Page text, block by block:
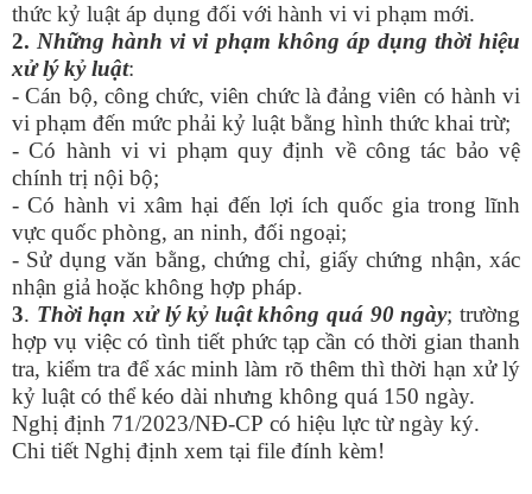
thức kỷ luật áp dụng đối với hành vi vi phạm mới.
2. Những hành vi vi phạm không áp dụng thời hiệu
xử lý kỷ luật:
- Cán bộ, công chức, viên chức là đảng viên có hành vi
vi phạm đến mức phải kỷ luật bằng hình thức khai trừ;
- Có hành vi vi phạm quy định về công tác bảo vệ
chính trị nội bộ;
- Có hành vi xâm hại đến lợi ích quốc gia trong lĩnh
vực quốc phòng, an ninh, đối ngoại;
- Sử dụng văn bằng, chứng chỉ, giấy chứng nhận, xác
nhận giả hoặc không hợp pháp.
3. Thời hạn xử lý kỷ luật không quá 90 ngày; trường
hợp vụ việc có tình tiết phức tạp cần có thời gian thanh
tra, kiểm tra để xác minh làm rõ thêm thì thời hạn xử lý
kỷ luật có thể kéo dài nhưng không quá 150 ngày.
Nghị định 71/2023/NĐ-CP có hiệu lực từ ngày ký.
Chi tiết Nghị định xem tại file đính kèm!